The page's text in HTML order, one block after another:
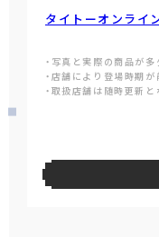
タイトーオンライ
・写真と実際の商品が
・店舗により登場時期
・取扱店舗は随時更新と